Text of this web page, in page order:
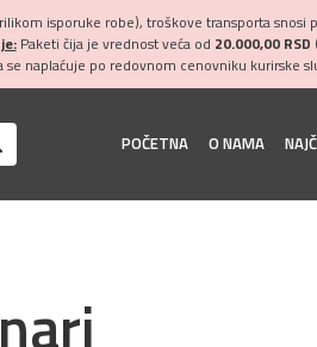
isporuke robe), troškove transporta snosi
Paketi čija je vrednost veća od 20.000,00 RSD
naplaćuje po redovnom cenovniku kurirske
POČETNA O NAMA